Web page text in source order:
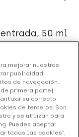
50 ml
mejorar nuestros
publicidad
de navegación.
primera parte):
su correcto
de terceros: Son
y se utilizan para
Puedes aceptar
todas las cookies”,